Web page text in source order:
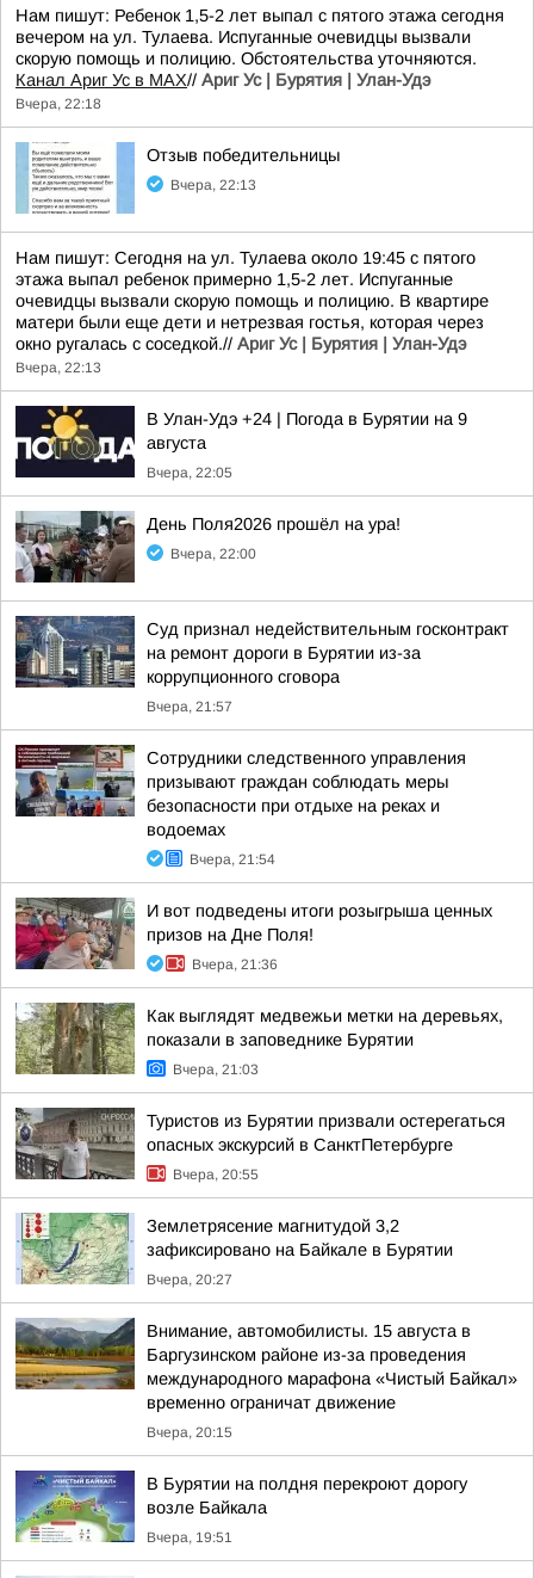
Нам пишут: Ребенок 1,5-2 лет выпал с пятого этажа сегодня
вечером на ул. Тулаева. Испуганные очевидцы вызвали
скорую помощь и полицию. Обстоятельства уточняются.
Канал Ариг Ус в MAX// Ариг Ус | Бурятия | Улан-Удэ
Вчера, 22:18
Отзыв победительницы
Вчера, 22:13
Нам пишут: Сегодня на ул. Тулаева около 19:45 с пятого
этажа выпал ребенок примерно 1,5-2 лет. Испуганные
очевидцы вызвали скорую помощь и полицию. В квартире
матери были еще дети и нетрезвая гостья, которая через
окно ругалась с соседкой.// Ариг Ус | Бурятия | Улан-Удэ
Вчера, 22:13
В Улан-Удэ +24 | Погода в Бурятии на 9
августа
Вчера, 22:05
День Поля2026 прошёл на ура!
Вчера, 22:00
Суд признал недействительным госконтракт
на ремонт дороги в Бурятии из-за
коррупционного сговора
Вчера, 21:57
Сотрудники следственного управления
призывают граждан соблюдать меры
безопасности при отдыхе на реках и
водоемах
Вчера, 21:54
И вот подведены итоги розыгрыша ценных
призов на Дне Поля!
Вчера, 21:36
Как выглядят медвежьи метки на деревьях,
показали в заповеднике Бурятии
Вчера, 21:03
Туристов из Бурятии призвали остерегаться
опасных экскурсий в СанктПетербурге
Вчера, 20:55
Землетрясение магнитудой 3,2
зафиксировано на Байкале в Бурятии
Вчера, 20:27
Внимание, автомобилисты. 15 августа в
Баргузинском районе из-за проведения
международного марафона «Чистый Байкал»
временно ограничат движение
Вчера, 20:15
В Бурятии на полдня перекроют дорогу
возле Байкала
Вчера, 19:51